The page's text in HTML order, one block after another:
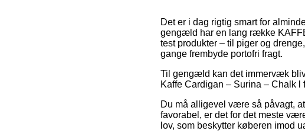
Det er i dag rigtig smart for
gengæld har en lang række
test produkter – til piger og
gange frembyde portofri fragt.
Til gengæld kan det immervæk
Kaffe Cardigan – Surina – Chalk l
Du må alligevel være så påvagt,
favorabel, er det for det meste
lov, som beskytter køberen imod